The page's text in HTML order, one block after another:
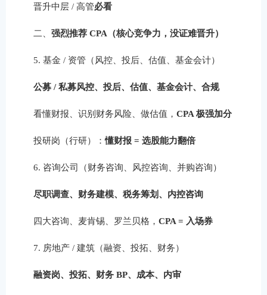
晋升中层 / 高管必看
二、 强烈推荐 CPA（核心竞争力，没证难晋升）
5. 基金 / 资管（风控、投后、估值、基金会计）
公募 / 私募风控、投后、估值、基金会计、合规
看懂财报、识别财务风险、做估值， CPA 极强加分
投研岗（行研）：懂财报 = 选股能力翻倍
6. 咨询公司（财务咨询、风控咨询、并购咨询）
尽职调查、财务建模、税务筹划、内控咨询
四大咨询、麦肯锡、罗兰贝格， CPA = 入场券
7. 房地产 / 建筑（融资、投拓、财务）
融资岗、投拓、财务 BP、成本、内审